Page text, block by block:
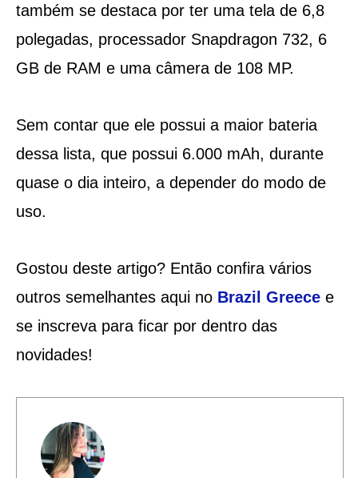
também se destaca por ter uma tela de 6,8
polegadas, processador Snapdragon 732, 6
GB de RAM e uma câmera de 108 MP.
Sem contar que ele possui a maior bateria
dessa lista, que possui 6.000 mAh, durante
quase o dia inteiro, a depender do modo de
uso.
Gostou deste artigo? Então confira vários
outros semelhantes aqui no Brazil Greecee
se inscreva para ficar por dentro das
novidades!